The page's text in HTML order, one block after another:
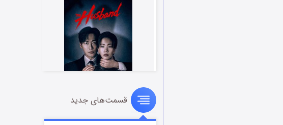
شوهر
قسمت۸ (زیرنویس) منتشر شد
قسمت‌های جدید